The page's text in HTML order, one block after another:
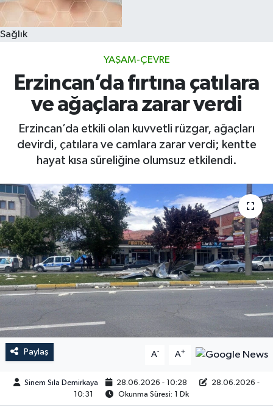
Sağlık
YAŞAM-ÇEVRE
Erzincan’da fırtına çatılara
ve ağaçlara zarar verdi
Erzincan’da etkili olan kuvvetli rüzgar, ağaçları
devirdi, çatılara ve camlara zarar verdi; kentte
hayat kısa süreliğine olumsuz etkilendi.
Paylaş A- A+
Sinem Sıla Demirkaya 28.06.2026 - 10:28
28.06.2026 -
10:31
Okunma Süresi: 1 Dk